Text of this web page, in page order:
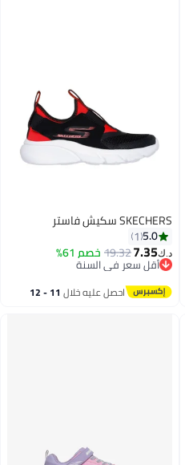
SKECHERS سكيش فاستر
5.0
1
د.ك‏7.35
19.32خصم 61%
أقل سعر في السنة
أقل سعر في السنة
احصل عليه خلال 11 - 12